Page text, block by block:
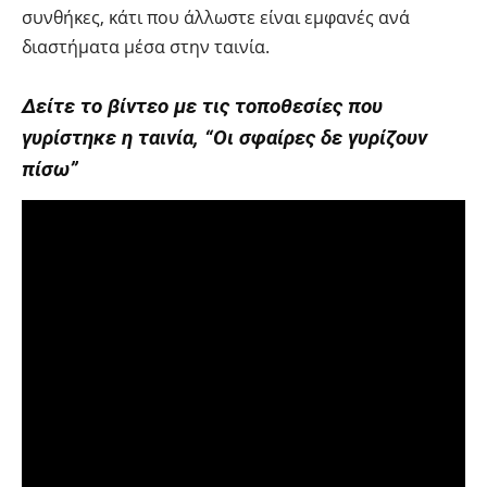
συνθήκες, κάτι που άλλωστε είναι εμφανές ανά
διαστήματα μέσα στην ταινία.
Δείτε το βίντεο με τις τοποθεσίες που
γυρίστηκε η ταινία, “Οι σφαίρες δε γυρίζουν
πίσω”